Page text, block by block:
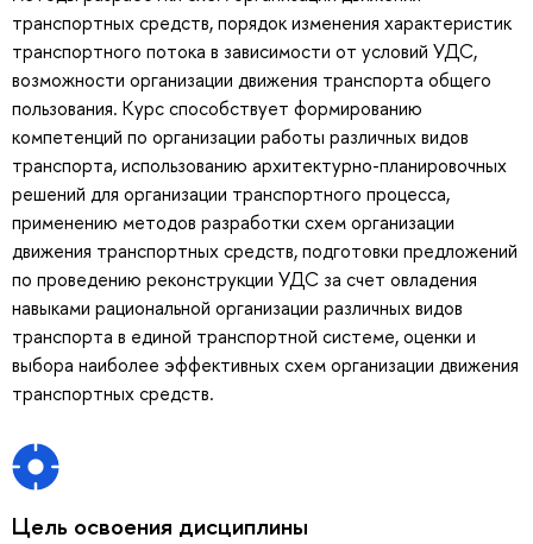
транспортных средств, порядок изменения характеристик
транспортного потока в зависимости от условий УДС,
возможности организации движения транспорта общего
пользования. Курс способствует формированию
компетенций по организации работы различных видов
транспорта, использованию архитектурно-планировочных
решений для организации транспортного процесса,
применению методов разработки схем организации
движения транспортных средств, подготовки предложений
по проведению реконструкции УДС за счет овладения
навыками рациональной организации различных видов
транспорта в единой транспортной системе, оценки и
выбора наиболее эффективных схем организации движения
транспортных средств.
Цель освоения дисциплины